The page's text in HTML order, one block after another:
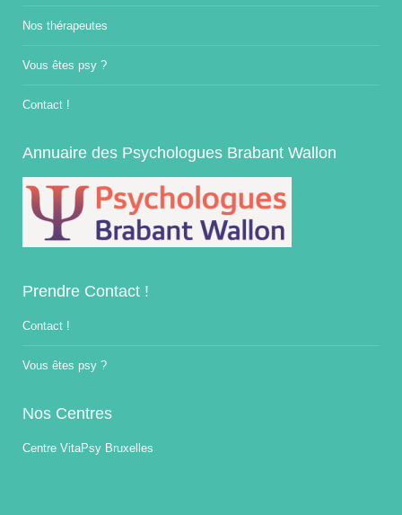
Nos thérapeutes
Vous êtes psy ?
Contact !
Annuaire des Psychologues Brabant Wallon
Prendre Contact !
Contact !
Vous êtes psy ?
Nos Centres
Centre VitaPsy Bruxelles